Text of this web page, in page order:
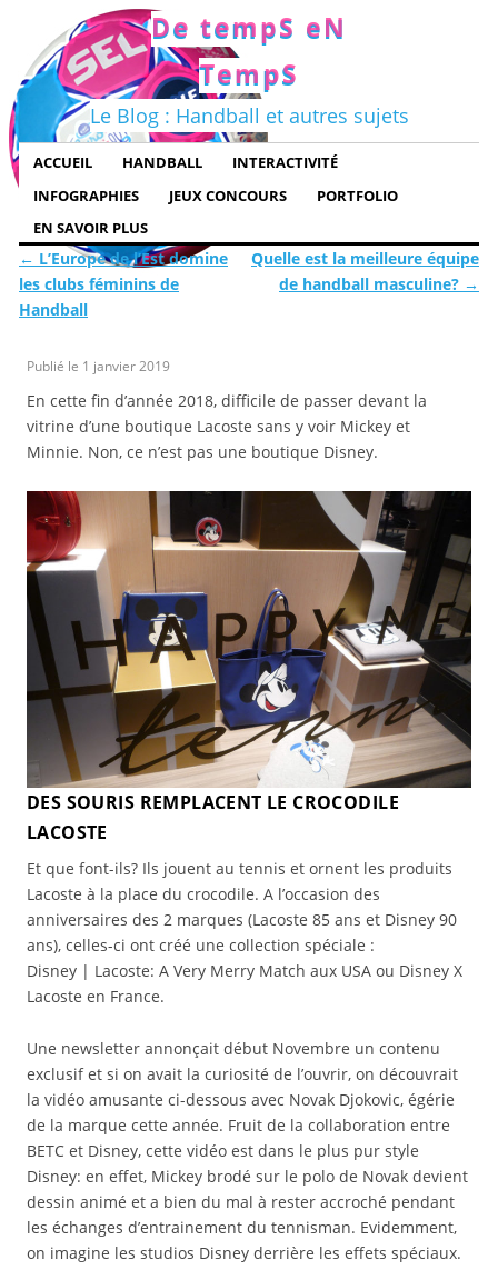
De tempS eN
TempS
Le Blog : Handball et autres sujets
ACCUEIL HANDBALL
INTERACTIVITÉ
INFOGRAPHIES
JEUX CONCOURS
PORTFOLIO
EN SAVOIR PLUS
← L’Europe de l’Est domine
les clubs féminins de
Handball
Quelle est la meilleure équipe
de handball masculine? →
Publié le 1 janvier 2019
En cette fin d’année 2018, difficile de passer devant la
vitrine d’une boutique Lacoste sans y voir Mickey et
Minnie. Non, ce n’est pas une boutique Disney.
DES SOURIS REMPLACENT LE CROCODILE
LACOSTE
Et que font-ils? Ils jouent au tennis et ornent les produits
Lacoste à la place du crocodile. A l’occasion des
anniversaires des 2 marques (Lacoste 85 ans et Disney 90
ans), celles-ci ont créé une collection spéciale :
Disney | Lacoste: A Very Merry Match aux USA ou Disney X
Lacoste en France.
Une newsletter annonçait début Novembre un contenu
exclusif et si on avait la curiosité de l’ouvrir, on découvrait
la vidéo amusante ci-dessous avec Novak Djokovic, égérie
de la marque cette année. Fruit de la collaboration entre
BETC et Disney, cette vidéo est dans le plus pur style
Disney: en effet, Mickey brodé sur le polo de Novak devient
dessin animé et a bien du mal à rester accroché pendant
les échanges d’entrainement du tennisman. Evidemment,
on imagine les studios Disney derrière les effets spéciaux.